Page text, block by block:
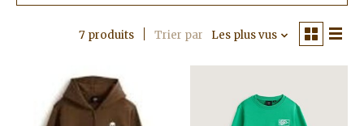
7 produits Trier par Les plus vus